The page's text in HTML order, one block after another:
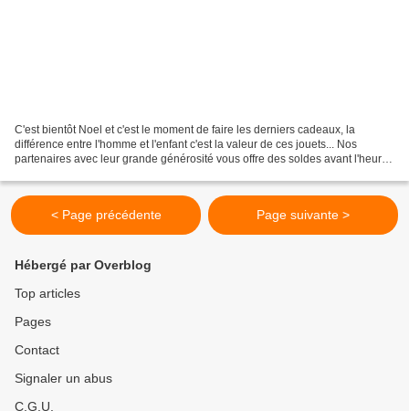
C'est bientôt Noel et c'est le moment de faire les derniers cadeaux, la
différence entre l'homme et l'enfant c'est la valeur de ces jouets... Nos
partenaires avec leur grande générosité vous offre des soldes avant l'heure
< Page précédente Page suivante >
Hébergé par Overblog
Top articles
Pages
Contact
Signaler un abus
C.G.U.